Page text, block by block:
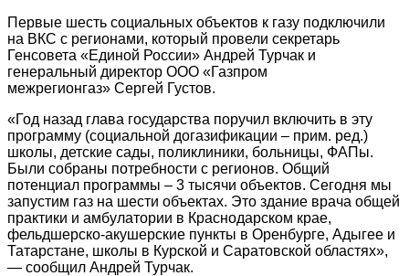
Первые шесть социальных объектов к газу подключили
на ВКС с регионами, который провели секретарь
Генсовета «Единой России» Андрей Турчак и
генеральный директор ООО «Газпром
межрегионгаз» Сергей Густов.
«Год назад глава государства поручил включить в эту
программу (социальной догазификации – прим. ред.)
школы, детские сады, поликлиники, больницы, ФАПы.
Были собраны потребности с регионов. Общий
потенциал программы – 3 тысячи объектов. Сегодня мы
запустим газ на шести объектах. Это здание врача общей
практики и амбулатории в Краснодарском крае,
фельдшерско-акушерские пункты в Оренбурге, Адыгее и
Татарстане, школы в Курской и Саратовской областях»,
— сообщил Андрей Турчак.